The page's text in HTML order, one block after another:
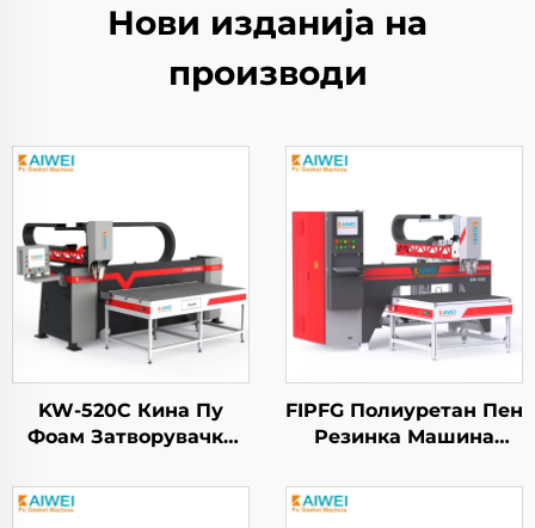
Нови изданија на
производи
KW-520C Кина Пу
Фоам Затворувачка
Пакетирање
Полиуретанова
FIPFG Полиуретан Пен
Резинка Машина
Глава